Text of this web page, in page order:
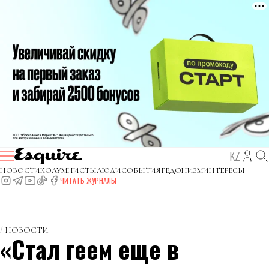
KZ
НОВОСТИКОЛУМНИСТЫЛЮДИСОБЫТИЯГЕДОНИЗМИНТЕРЕСЫ
ЧИТАТЬ ЖУРНАЛЫ
НОВОСТИ
«Стал геем еще в